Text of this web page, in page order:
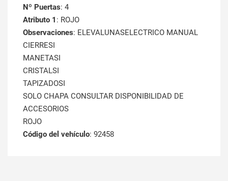
Nº Puertas: 4
Atributo 1 : ROJO
Observaciones: ELEVALUNASELECTRICO MANUAL
CIERRESI
MANETASI
CRISTALSI
TAPIZADOSI
SOLO CHAPA CONSULTAR DISPONIBILIDAD DE
ACCESORIOS
ROJO
Código del vehículo: 92458